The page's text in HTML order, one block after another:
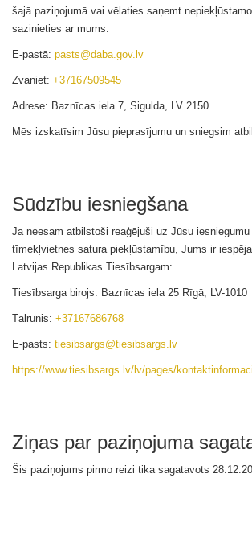
šajā paziņojumā vai vēlaties saņemt
sazinieties ar mums:
E-pastā: pasts@daba.gov.lv
Zvaniet: +37167509545
Adrese: Baznīcas iela 7, Sigulda, LV 2150
Mēs izskatīsim Jūsu pieprasījumu un sniegsim
Sūdzību iesniegšana
Ja neesam atbilstoši reaģējuši uz Jūsu
tīmekļvietnes satura piekļūstamību, Jums ir
Latvijas Republikas Tiesībsargam:
Tiesībsarga birojs: Baznīcas iela 25 Rīgā, LV-1010
Tālrunis: +37167686768
E-pasts: tiesibsargs@tiesibsargs.lv
https://www.tiesibsargs.lv/lv/pages/
Ziņas par paziņojuma
Šis paziņojums pirmo reizi tika sagatavots 28